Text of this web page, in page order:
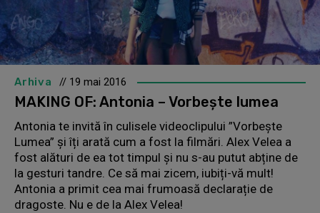
Arhiva // 19 mai 2016
MAKING OF: Antonia – Vorbește lumea
Antonia te invită în culisele videoclipului ”Vorbește
Lumea” și îți arată cum a fost la filmări. Alex Velea a
fost alături de ea tot timpul și nu s-au putut abține de
la gesturi tandre. Ce să mai zicem, iubiți-vă mult!
Antonia a primit cea mai frumoasă declarație de
dragoste. Nu e de la Alex Velea!